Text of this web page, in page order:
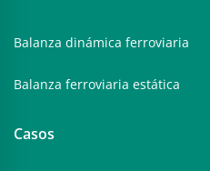
Balanza dinámica ferroviaria
Balanza ferroviaria estática
Casos